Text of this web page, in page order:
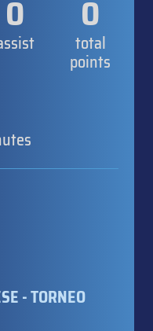
0 0
total
points
- TORNEO